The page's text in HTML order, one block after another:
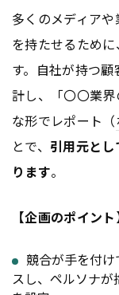
多くのメディア
を持たせるため
す。自社が持つ
計し、「〇〇業
な形でレポート（
とで、 引用元とし
ります。
【企画のポイント
競合が手を付
スし、ペルソナ